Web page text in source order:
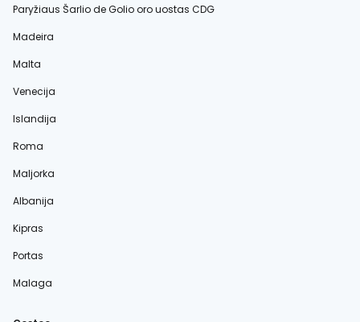
Paryžiaus Šarlio de Golio oro uostas CDG
Madeira
Malta
Venecija
Islandija
Roma
Maljorka
Albanija
Kipras
Portas
Malaga